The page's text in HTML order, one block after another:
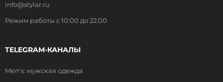
info@stylar.ru
Режим работы с 10:00 до 22:00
TELEGRAM-КАНАЛЫ
Men's: мужская одежда